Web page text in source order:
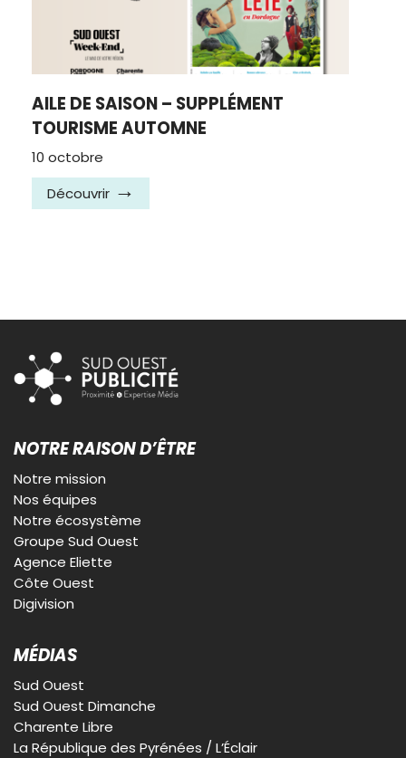
AILE DE SAISON – SUPPLÉMENT
TOURISME AUTOMNE
10 octobre
Découvrir
NOTRE RAISON D’ÊTRE
Notre mission
Nos équipes
Notre écosystème
Groupe Sud Ouest
Agence Eliette
Côte Ouest
Digivision
MÉDIAS
Sud Ouest
Sud Ouest Dimanche
Charente Libre
La République des Pyrénées / L’Éclair